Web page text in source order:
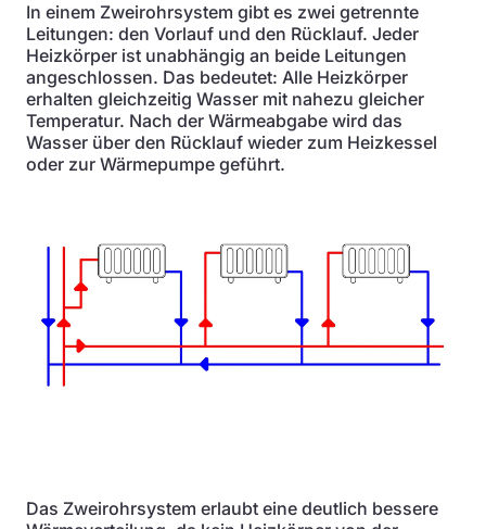
In einem Zweirohrsystem gibt es zwei getrennte
Leitungen: den Vorlauf und den Rücklauf. Jeder
Heizkörper ist unabhängig an beide Leitungen
angeschlossen. Das bedeutet: Alle Heizkörper
erhalten gleichzeitig Wasser mit nahezu gleicher
Temperatur. Nach der Wärmeabgabe wird das
Wasser über den Rücklauf wieder zum Heizkessel
oder zur Wärmepumpe geführt.
Das Zweirohrsystem erlaubt eine deutlich bessere